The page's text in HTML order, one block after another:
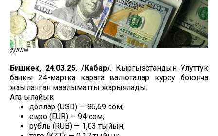
WWW
Бишкек, 24.03.25. /Кабар/. Кыргызстандын Улуттук
банкы 24-мартка карата валюталар курсу боюнча
жаңыланган маалыматты жарыялады.
Ага ылайык:
доллар (USD) — 86,69 сом;
евро (EUR) — 94 сом;
рубль (RUB) — 1,03 тыйын;